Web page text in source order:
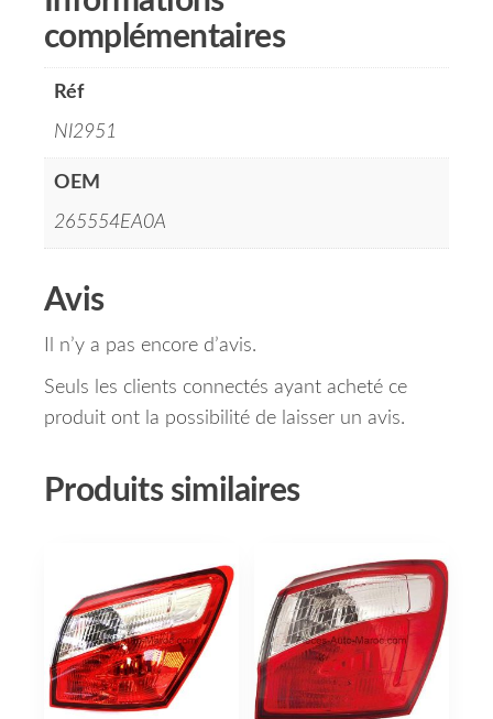
complémentaires
Réf
NI2951
OEM
265554EA0A
Avis
Il n’y a pas encore d’avis.
Seuls les clients connectés ayant acheté ce
produit ont la possibilité de laisser un avis.
Produits similaires